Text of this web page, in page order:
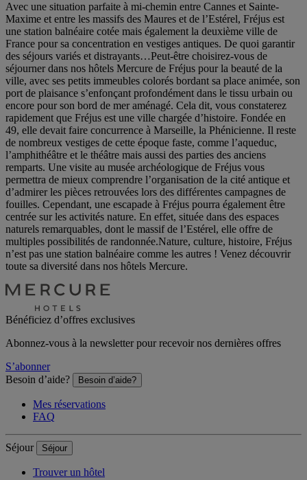
Avec une situation parfaite à mi-chemin entre Cannes et Sainte-
Maxime et entre les massifs des Maures et de l’Estérel, Fréjus est
une station balnéaire cotée mais également la deuxième ville de
France pour sa concentration en vestiges antiques. De quoi garantir
des séjours variés et distrayants…Peut-être choisirez-vous de
séjourner dans nos hôtels Mercure de Fréjus pour la beauté de la
ville, avec ses petits immeubles colorés bordant sa place animée, son
port de plaisance s’enfonçant profondément dans le tissu urbain ou
encore pour son bord de mer aménagé. Cela dit, vous constaterez
rapidement que Fréjus est une ville chargée d’histoire. Fondée en
49, elle devait faire concurrence à Marseille, la Phénicienne. Il reste
de nombreux vestiges de cette époque faste, comme l’aqueduc,
l’amphithéâtre et le théâtre mais aussi des parties des anciens
remparts. Une visite au musée archéologique de Fréjus vous
permettra de mieux comprendre l’organisation de la cité antique et
d’admirer les pièces retrouvées lors des différentes campagnes de
fouilles. Cependant, une escapade à Fréjus pourra également être
centrée sur les activités nature. En effet, située dans des espaces
naturels remarquables, dont le massif de l’Estérel, elle offre de
multiples possibilités de randonnée.Nature, culture, histoire, Fréjus
n’est pas une station balnéaire comme les autres ! Venez découvrir
toute sa diversité dans nos hôtels Mercure.
Bénéficiez d’offres exclusives
Abonnez-vous à la newsletter pour recevoir nos dernières offres
S’abonner
Besoin d’aide?
Besoin d’aide?
Mes réservations
FAQ
Séjour Séjour
Trouver un hôtel